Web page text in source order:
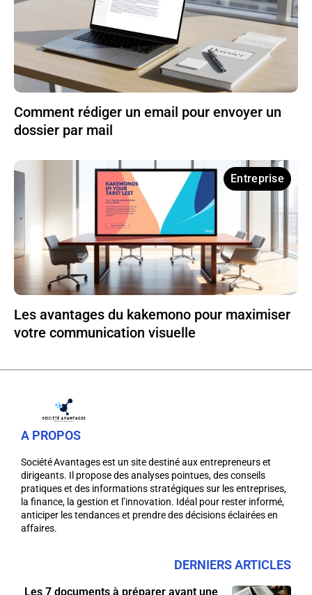
Comment rédiger un email pour envoyer un
dossier par mail
Entreprise
Les avantages du kakemono pour maximiser
votre communication visuelle
A PROPOS
Société Avantages est un site destiné aux entrepreneurs et
dirigeants. Il propose des analyses pointues, des conseils
pratiques et des informations stratégiques sur les entreprises,
la finance, la gestion et l’innovation. Idéal pour rester informé,
anticiper les tendances et prendre des décisions éclairées en
affaires.
DERNIERS ARTICLES
Les 7 documents à préparer avant une